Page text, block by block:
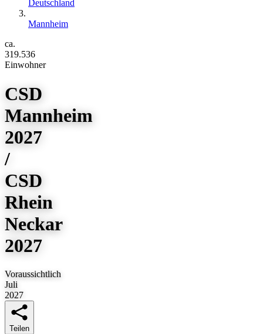
Deutschland
Mannheim
ca.
319.536
Einwohner
CSD
Mannheim
2027
/
CSD
Rhein
Neckar
2027
Voraussichtlich
Juli
2027
Teilen